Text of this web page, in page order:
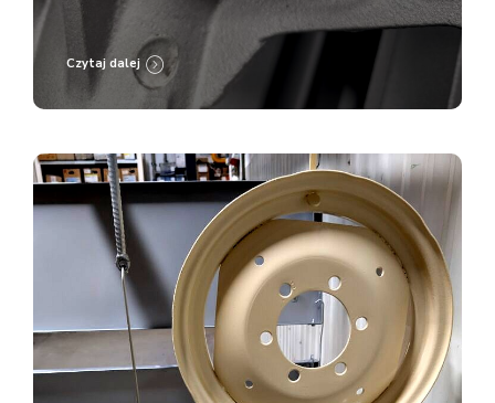
regeneracji i zabezpieczenia
Czytaj dalej